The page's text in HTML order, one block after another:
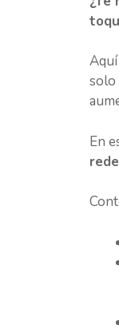
solo
En